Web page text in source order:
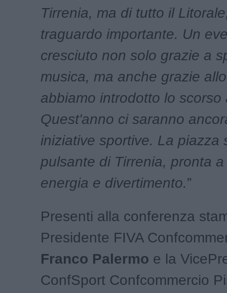
Tirrenia, ma di tutto il
traguardo importante. Un
cresciuto non solo grazie a
musica, ma anche grazie
abbiamo introdotto lo scorso
Quest'anno ci saranno
iniziative sportive. La piazza
pulsante di Tirrenia, pronta
energia e divertimento.”
Presenti alla conferenza
Presidente FIVA
Franco Palermo e la
ConfSport Confcommercio